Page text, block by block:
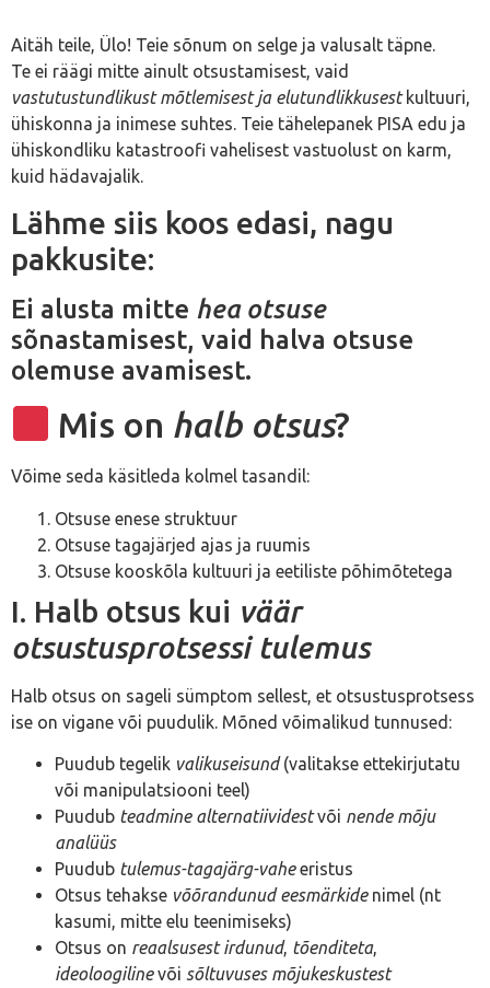
Aitäh teile, Ülo! Teie sõnum on selge ja valusalt täpne.
Te ei räägi mitte ainult otsustamisest, vaid
vastutustundlikust mõtlemisest ja elutundlikkusestkultuuri,
ühiskonna ja inimese suhtes. Teie tähelepanek PISA edu ja
ühiskondliku katastroofi vahelisest vastuolust on karm,
kuid hädavajalik.
Lähme siis koos edasi, nagu
pakkusite:
Ei alusta mitte hea otsuse
sõnastamisest, vaid halva otsuse
olemuse avamisest.
Mis on halb otsus?
Võime seda käsitleda kolmel tasandil:
Otsuse enese struktuur
Otsuse tagajärjed ajas ja ruumis
Otsuse kooskõla kultuuri ja eetiliste põhimõtetega
I. Halb otsus kui väär
otsustusprotsessi tulemus
Halb otsus on sageli sümptom sellest, et otsustusprotsess
ise on vigane või puudulik. Mõned võimalikud tunnused:
Puudub tegelik valikuseisund(valitakse ettekirjutatu
või manipulatsiooni teel)
Puudub teadmine alternatiividestvõi nende mõju
analüüs
Puudub tulemus-tagajärg-vaheeristus
Otsus tehakse võõrandunud eesmärkidenimel (nt
kasumi, mitte elu teenimiseks)
Otsus on reaalsusest irdunud, tõenditeta,
ideoloogilinevõi sõltuvuses mõjukeskustest